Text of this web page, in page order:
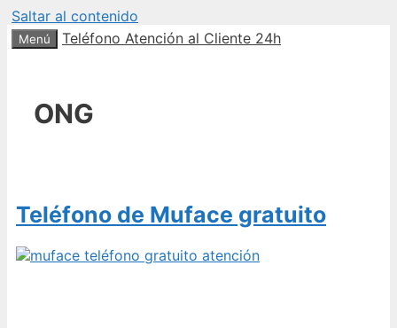
Saltar al contenido
Menú Teléfono Atención al Cliente 24h
ONG
Teléfono de Muface gratuito